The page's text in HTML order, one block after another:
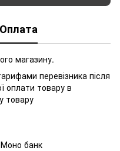
Оплата
магазину.
перевізника після
оплати товару в
товару
банк